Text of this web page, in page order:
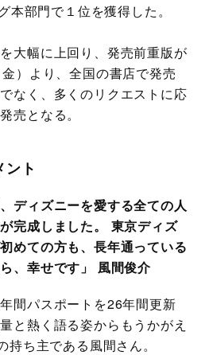
部門で１位を獲得した。
大幅に上回り、発売前重版が
）より、全国の書店で発売
なく、多くのリクエストに応
売となる。
ント
ディズニーを愛する全ての人
完成しました。 東京ディズ
めての方も、長年通っている
、幸せです」 風間俊介
間パスポートを26年間更新
と熱く語る姿からもうかがえ
持ち主である風間さん。